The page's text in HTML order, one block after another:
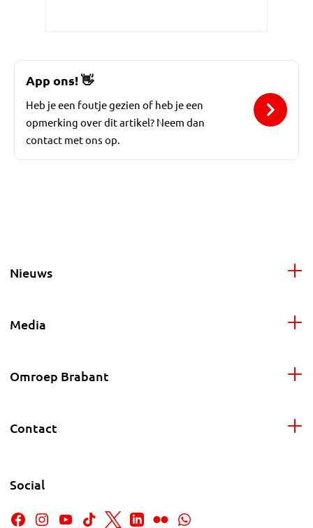
App ons! 👋
Heb je een foutje gezien of heb je een
opmerking over dit artikel? Neem dan
contact met ons op.
Nieuws
Media
Omroep Brabant
Contact
Social